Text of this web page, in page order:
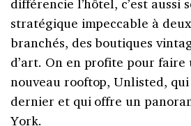
stratégique impeccable à
branchés, des boutiques
d’art. On en profite pour
nouveau rooftop, Unlisted, qui
dernier et qui offre un
York.